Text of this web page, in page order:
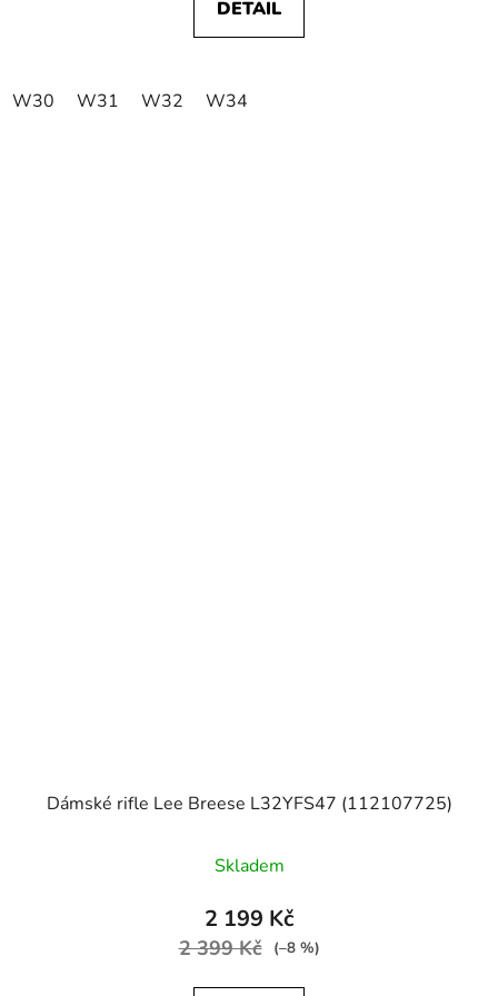
DETAIL
W30 W31 W32 W34
Dámské rifle Lee Breese L32YFS47 (112107725)
Skladem
2 199 Kč
2 399 Kč (–8 %)